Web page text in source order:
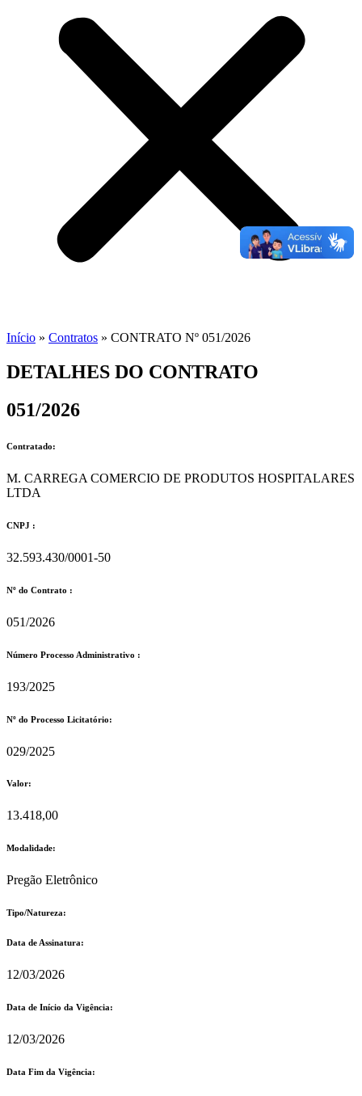
Início » Contratos » CONTRATO Nº 051/2026
DETALHES DO CONTRATO​
051/2026
Contratado:
M. CARREGA COMERCIO DE PRODUTOS HOSPITALARES
LTDA
CNPJ :
32.593.430/0001-50
Nº do Contrato :
051/2026
Número Processo Administrativo :
193/2025
Nº do Processo Licitatório:
029/2025
Valor:
13.418,00
Modalidade:
Pregão Eletrônico
Tipo/Natureza:
Data de Assinatura:
12/03/2026
Data de Início da Vigência:
12/03/2026
Data Fim da Vigência: